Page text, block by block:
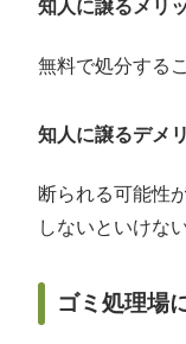
知人に譲るメリ
無料で処分する
知人に譲るデメ
断られる可能性
しないといけな
ゴミ処理場